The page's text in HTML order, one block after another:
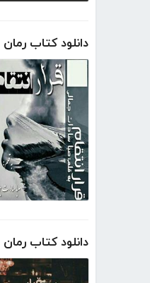
دانلود کتاب رمان
دانلود کتاب